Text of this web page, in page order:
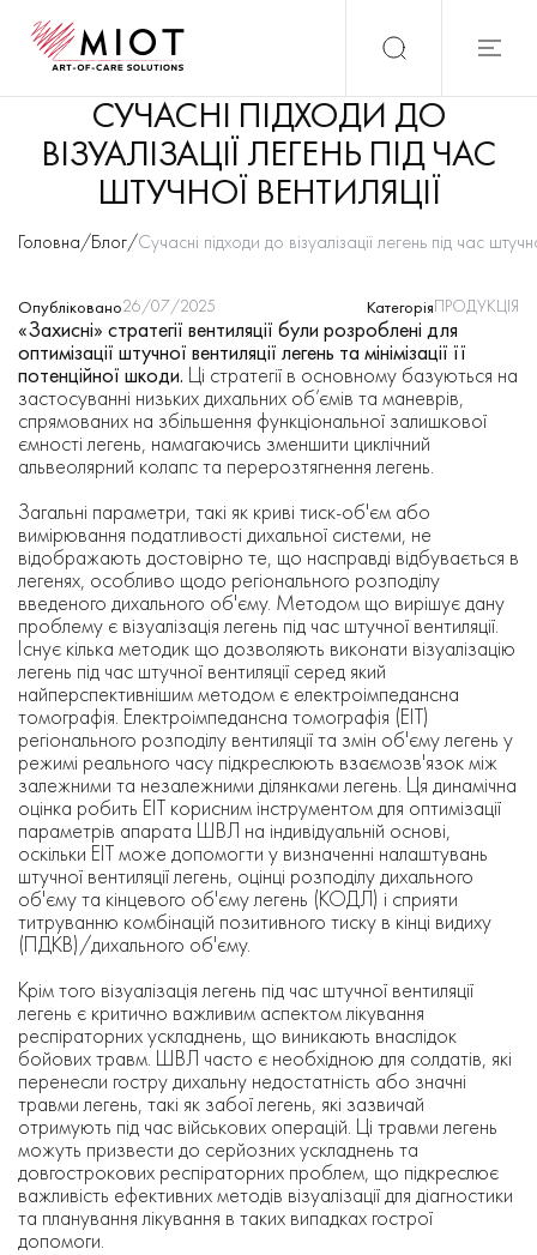
СУЧАСНІ ПІДХОДИ ДО
ВІЗУАЛІЗАЦІЇ ЛЕГЕНЬ ПІД ЧАС
ШТУЧНОЇ ВЕНТИЛЯЦІЇ
Головна/Блог/Сучасні підходи до візуалізації легень під час
«Захисні» стратегії вентиляції були розроблені для
оптимізації штучної вентиляції легень та мінімізації її
потенційної шкоди. Ці стратегії в основному базуються на
застосуванні низьких дихальних об’ємів та маневрів,
спрямованих на збільшення функціональної залишкової
ємності легень, намагаючись зменшити циклічний
альвеолярний колапс та перерозтягнення легень.
Загальні параметри, такі як криві тиск-об'єм або
вимірювання податливості дихальної системи, не
відображають достовірно те, що насправді відбувається в
легенях, особливо щодо регіонального розподілу
введеного дихального об'єму. Методом що вирішує дану
проблему є візуалізація легень під час штучної вентиляції.
Існує кілька методик що дозволяють виконати візуалізацію
легень під час штучної вентиляції серед який
найперспективнішим методом є електроімпедансна
томографія. Електроімпедансна томографія (ЕІТ)
регіонального розподілу вентиляції та змін об'єму легень у
режимі реального часу підкреслюють взаємозв'язок між
залежними та незалежними ділянками легень. Ця динамічна
оцінка робить ЕІТ корисним інструментом для оптимізації
параметрів апарата ШВЛ на індивідуальній основі,
оскільки ЕІТ може допомогти у визначенні налаштувань
штучної вентиляції легень, оцінці розподілу дихального
об'єму та кінцевого об'єму легень (КОДЛ) і сприяти
титруванню комбінацій позитивного тиску в кінці видиху
(ПДКВ)/дихального об'єму.
Крім того візуалізація легень під час штучної вентиляції
легень є критично важливим аспектом лікування
респіраторних ускладнень, що виникають внаслідок
бойових травм. ШВЛ часто є необхідною для солдатів, які
перенесли гостру дихальну недостатність або значні
травми легень, такі як забої легень, які зазвичай
отримують під час військових операцій. Ці травми легень
можуть призвести до серйозних ускладнень та
довгострокових респіраторних проблем, що підкреслює
важливість ефективних методів візуалізації для діагностики
та планування лікування в таких випадках гострої
допомоги.
Опубліковано26/07/2025 КатегоріяПРОДУКЦІЯ